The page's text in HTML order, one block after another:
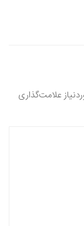
علامت‌گذاری